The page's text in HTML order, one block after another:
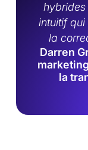
intuitif qui
la
Darren
la